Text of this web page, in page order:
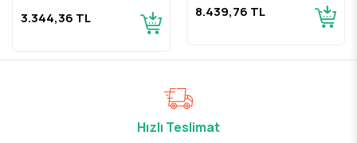
3.344,36 TL 8.439,76 TL
Hızlı Teslimat